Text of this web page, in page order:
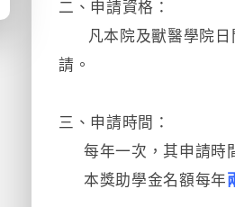
二、申請資格：
凡本院及獸醫學院日
請。
三、申請時間：
每年一次，其申請時
本獎助學金名額每年